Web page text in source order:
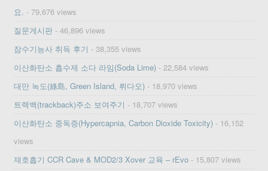
요. - 79,676 views
질문게시판 - 46,896 views
잠수기능사 취득 후기 - 38,355 views
이산화탄소 흡수제 소다 라임(Soda Lime) - 22,584 views
대만 녹도(綠島, Green Island, 뤼다오) - 18,970 views
트랙백(trackback)주소 보여주기 - 18,707 views
이산화탄소 중독증(Hypercapnia, Carbon Dioxide Toxicity) - 16,152
views
재호흡기 CCR Cave & MOD2/3 Xover 교육 – rEvo - 15,807 views